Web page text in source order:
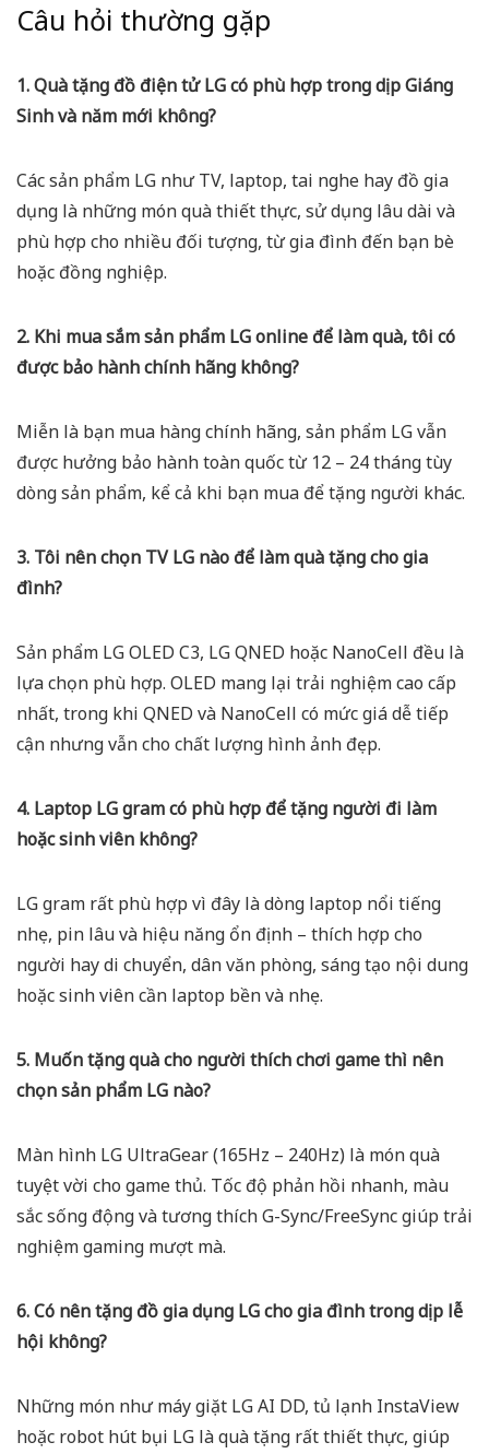
Câu hỏi thường gặp
1. Quà tặng đồ điện tử LG có phù hợp trong dịp Giáng
Sinh và năm mới không?
Các sản phẩm LG như TV, laptop, tai nghe hay đồ gia
dụng là những món quà thiết thực, sử dụng lâu dài và
phù hợp cho nhiều đối tượng, từ gia đình đến bạn bè
hoặc đồng nghiệp.
2. Khi mua sắm sản phẩm LG online để làm quà, tôi có
được bảo hành chính hãng không?
Miễn là bạn mua hàng chính hãng, sản phẩm LG vẫn
được hưởng bảo hành toàn quốc từ 12 – 24 tháng tùy
dòng sản phẩm, kể cả khi bạn mua để tặng người khác.
3. Tôi nên chọn TV LG nào để làm quà tặng cho gia
đình?
Sản phẩm LG OLED C3, LG QNED hoặc NanoCell đều là
lựa chọn phù hợp. OLED mang lại trải nghiệm cao cấp
nhất, trong khi QNED và NanoCell có mức giá dễ tiếp
cận nhưng vẫn cho chất lượng hình ảnh đẹp.
4. Laptop LG gram có phù hợp để tặng người đi làm
hoặc sinh viên không?
LG gram rất phù hợp vì đây là dòng laptop nổi tiếng
nhẹ, pin lâu và hiệu năng ổn định – thích hợp cho
người hay di chuyển, dân văn phòng, sáng tạo nội dung
hoặc sinh viên cần laptop bền và nhẹ.
5. Muốn tặng quà cho người thích chơi game thì nên
chọn sản phẩm LG nào?
Màn hình LG UltraGear (165Hz – 240Hz) là món quà
tuyệt vời cho game thủ. Tốc độ phản hồi nhanh, màu
sắc sống động và tương thích G-Sync/FreeSync giúp trải
nghiệm gaming mượt mà.
6. Có nên tặng đồ gia dụng LG cho gia đình trong dịp lễ
hội không?
Những món như máy giặt LG AI DD, tủ lạnh InstaView
hoặc robot hút bụi LG là quà tặng rất thiết thực, giúp